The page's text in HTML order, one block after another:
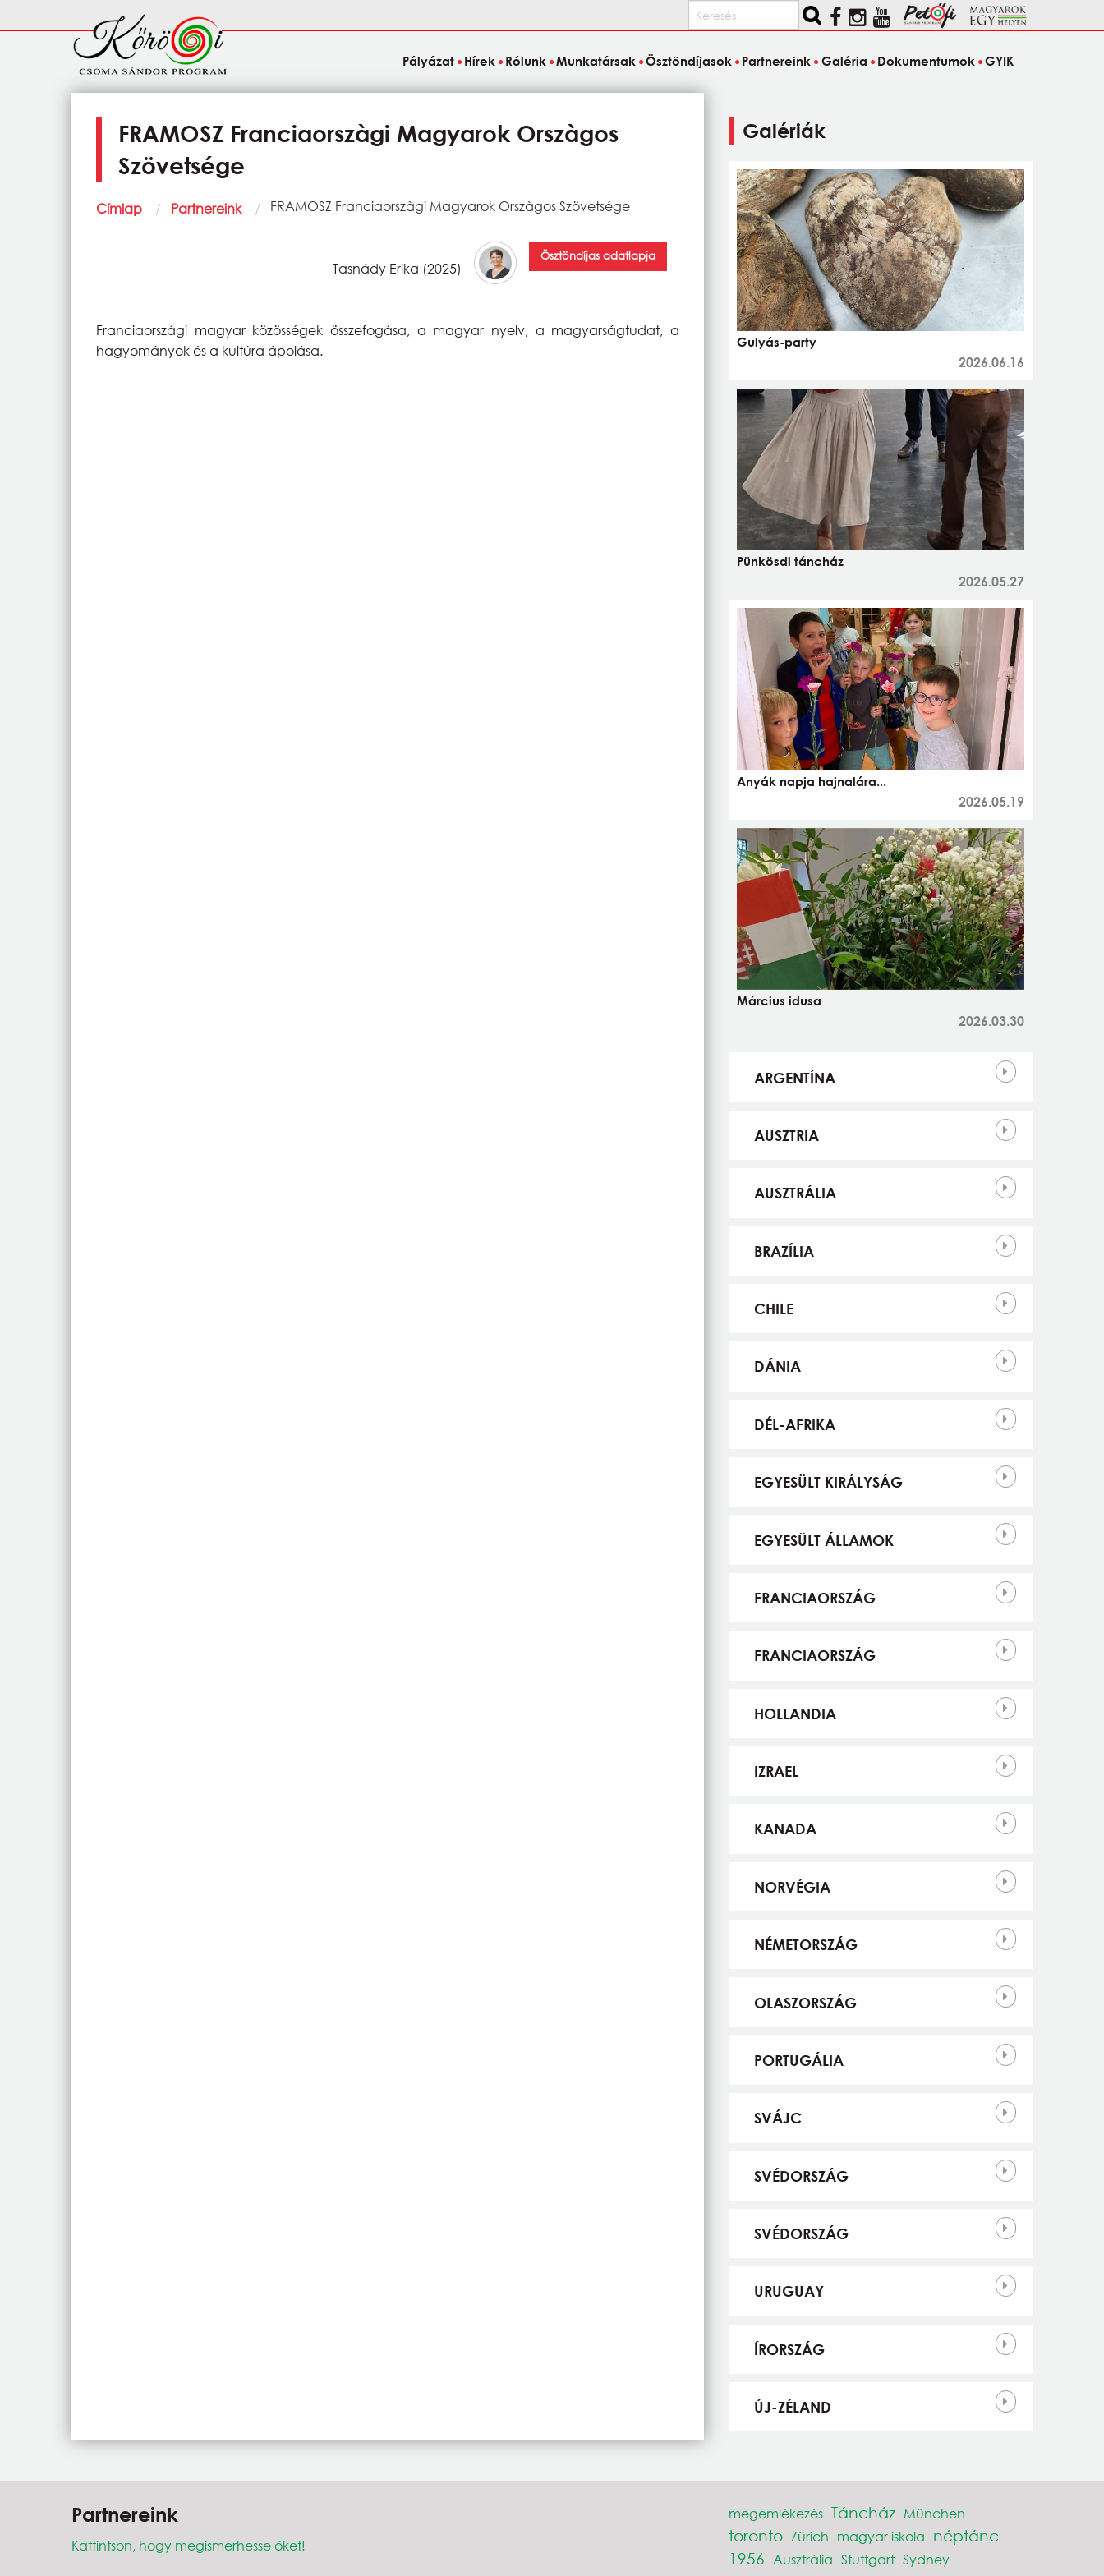
Keresés
Fő
navigáció
Pályázat Hírek Rólunk Munkatársak Ösztöndíjasok Partnereink Galéria Dokumentumok GYIK
FRAMOSZ Franciaorszàgi Magyarok Orszàgos
Szövetsége
Morzsa
Címlap Partnereink Current:
FRAMOSZ Franciaorszàgi Magyarok Orszàgos Szövetsége
Tasnády Erika (2025)
Ösztöndíjas adatlapja
Franciaországi magyar közösségek összefogása, a magyar nyelv, a magyarságtudat, a
hagyományok és a kultúra ápolása.
Galériák
Gulyás-party
2026.06.16
Pünkösdi táncház
2026.05.27
Anyák napja hajnalára...
2026.05.19
Március idusa
2026.03.30
Országok
ARGENTÍNA
AUSZTRIA
AUSZTRÁLIA
BRAZÍLIA
CHILE
DÁNIA
DÉL-AFRIKA
EGYESÜLT KIRÁLYSÁG
EGYESÜLT ÁLLAMOK
FRANCIAORSZÁG
FRANCIAORSZÁG
HOLLANDIA
IZRAEL
KANADA
NORVÉGIA
NÉMETORSZÁG
OLASZORSZÁG
PORTUGÁLIA
SVÁJC
SVÉDORSZÁG
SVÉDORSZÁG
URUGUAY
ÍRORSZÁG
ÚJ-ZÉLAND
Partnereink
Kattintson, hogy megismerhesse őket!
megemlékezés Táncház München
toronto Zürich magyar iskola néptánc
1956 Ausztrália Stuttgart Sydney